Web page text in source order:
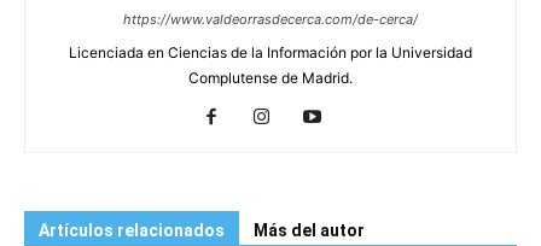
https://www.valdeorrasdecerca.com/de-cerca/
Licenciada en Ciencias de la Información por la Universidad
Complutense de Madrid.
Artículos relacionados Más del autor